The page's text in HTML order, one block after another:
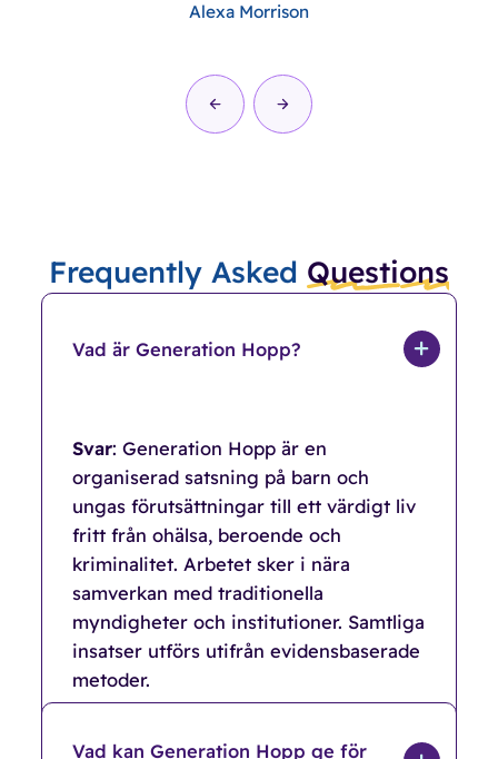
Alexa Morrison
Frequently Asked Questions
Vad är Generation Hopp?
Svar: Generation Hopp är en
organiserad satsning på barn och
ungas förutsättningar till ett värdigt liv
fritt från ohälsa, beroende och
kriminalitet. Arbetet sker i nära
samverkan med traditionella
myndigheter och institutioner. Samtliga
insatser utförs utifrån evidensbaserade
metoder.
Vad kan Generation Hopp ge för